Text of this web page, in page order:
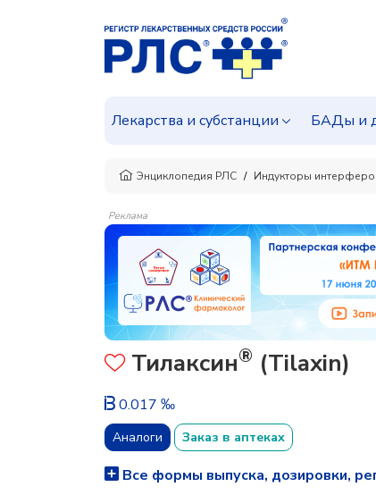
Лекарства и субстанции БАДы и
Энциклопедия РЛС Индукторы
Реклама
Тилаксин® (Tilaxin)
0.017 ‰
Аналоги Заказ в аптеках
Все формы выпуска, дозировки,